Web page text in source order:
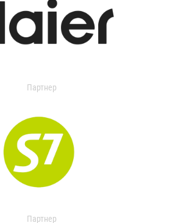
Партнер
Партнер